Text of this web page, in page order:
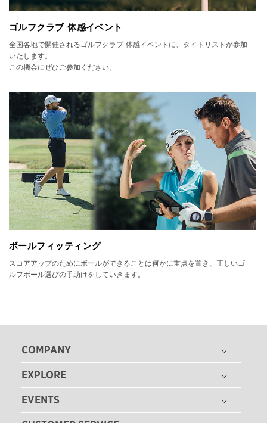
ゴルフクラブ 体感イベント
全国各地で開催されるゴルフクラブ 体感イベントに、タイトリストが参加
いたします。
この機会にぜひご参加ください。
ボールフィッティング
スコアアップのためにボールができることは何かに重点を置き、正しいゴ
ルフボール選びの手助けをしていきます。
COMPANY
THE TITLEIST STORY
タイトリスト グローバル
採用情報
EXPLORE
ゴルフボール
ゴルフクラブ
EVENTS